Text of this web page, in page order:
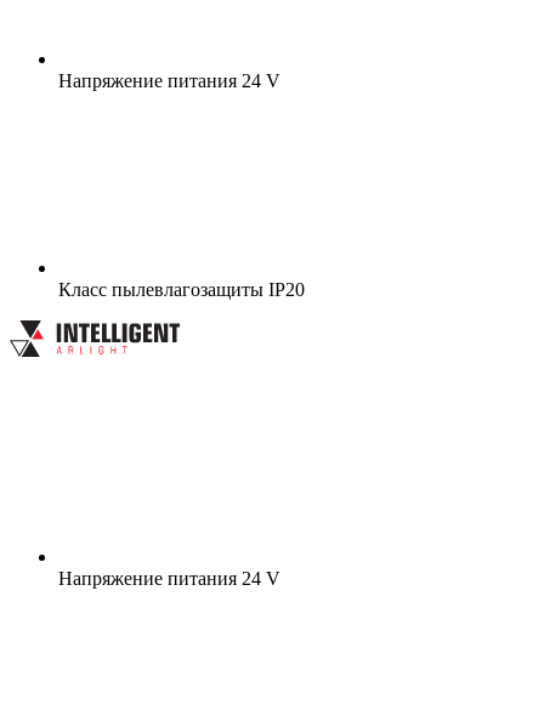
Напряжение питания 24 V
Класс пылевлагозащиты IP20
Напряжение питания 24 V